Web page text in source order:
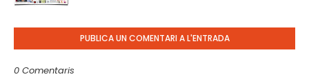
PUBLICA UN COMENTARI A L'ENTRADA
0 Comentaris